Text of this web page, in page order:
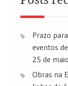
Prazo
eventos
25 de
Obras na